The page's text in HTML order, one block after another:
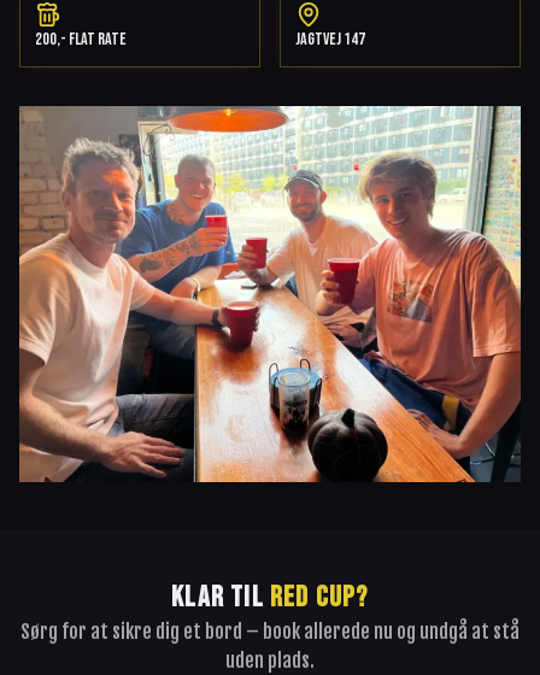
200,- FLAT RATE JAGTVEJ 147
KLAR TIL RED CUP?
Sørg for at sikre dig et bord – book allerede nu og undgå at stå
uden plads.